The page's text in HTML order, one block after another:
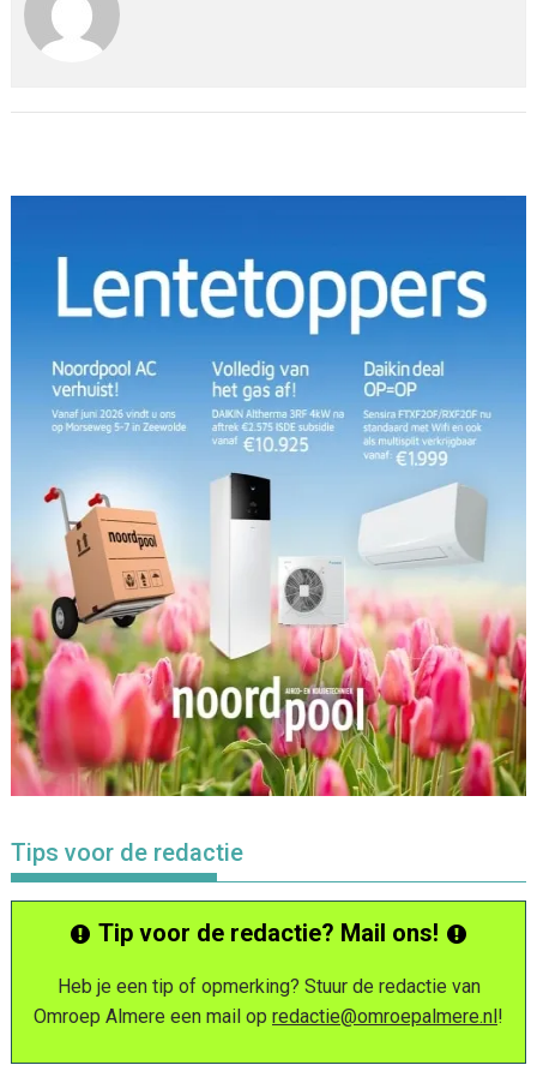
Tips voor de redactie
Tip voor de redactie? Mail ons!
Heb je een tip of opmerking? Stuur de redactie van
Omroep Almere een mail op redactie@omroepalmere.nl!